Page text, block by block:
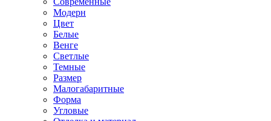
Модерн
Цвет
Белые
Венге
Светлые
Темные
Размер
Малогабаритные
Форма
Угловые